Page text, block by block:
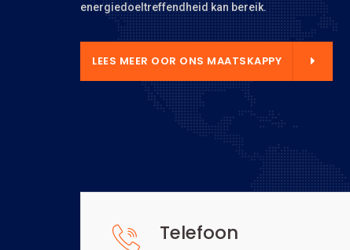
energiedoeltreffendheid kan bereik.
LEES MEER OOR ONS MAATSKAPPY
Telefoon